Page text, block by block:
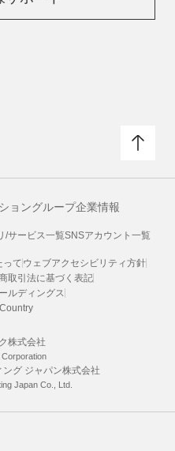
ョングループ企業情報
/サービス一覧SNSアカウント一覧
って ウェブアクセシビリティ方針
取引法に基づく表記
ルディングス
株式会社
グ ジャパン株式会社
Japan Co., Ltd.